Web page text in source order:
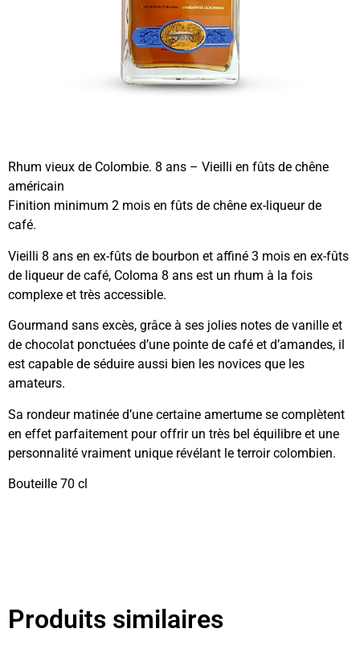
Rhum vieux de Colombie. 8 ans – Vieilli en fûts de chêne
américain
Finition minimum 2 mois en fûts de chêne ex-liqueur de
café.
Vieilli 8 ans en ex-fûts de bourbon et affiné 3 mois en ex-fûts
de liqueur de café, Coloma 8 ans est un rhum à la fois
complexe et très accessible.
Gourmand sans excès, grâce à ses jolies notes de vanille et
de chocolat ponctuées d’une pointe de café et d’amandes, il
est capable de séduire aussi bien les novices que les
amateurs.
Sa rondeur matinée d’une certaine amertume se complètent
en effet parfaitement pour offrir un très bel équilibre et une
personnalité vraiment unique révélant le terroir colombien.
Bouteille 70 cl
Produits similaires